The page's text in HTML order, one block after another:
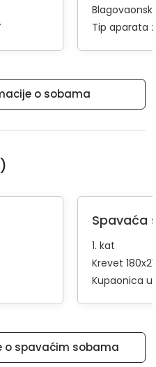
Tip aparata
o sobama
Spavaća
1. kat
Krevet
Kupaonica u
o spavaćim sobama